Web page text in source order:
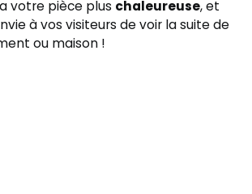
votre pièce plus chaleureuse, et
à vos visiteurs de voir la suite de
ou maison !